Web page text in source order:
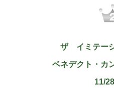
ザ イミテー
ベネデクト・カ
11/